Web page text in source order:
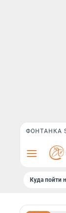
ФОНТАНКА
Куда пойти